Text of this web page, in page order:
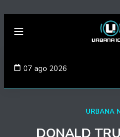
Menú
07 ago 2026
URBANA
DONALD